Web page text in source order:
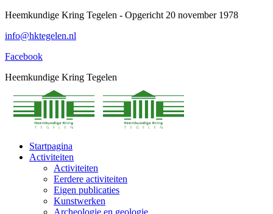
Spring
content
Heemkundige Kring Tegelen - Opgericht 20 november 1978
info@hktegelen.nl
Facebook
Heemkundige Kring Tegelen
Startpagina
Activiteiten
Activiteiten
Eerdere activiteiten
Eigen publicaties
Kunstwerken
Archeologie en geologie